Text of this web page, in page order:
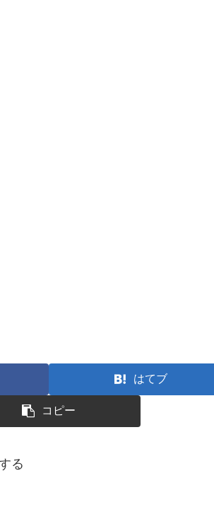
はてブ
コピー
る